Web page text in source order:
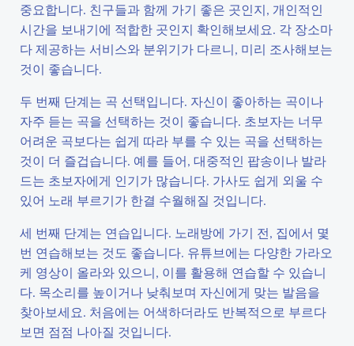
중요합니다. 친구들과 함께 가기 좋은 곳인지, 개인적인
시간을 보내기에 적합한 곳인지 확인해보세요. 각 장소마
다 제공하는 서비스와 분위기가 다르니, 미리 조사해보는
것이 좋습니다.
두 번째 단계는 곡 선택입니다. 자신이 좋아하는 곡이나
자주 듣는 곡을 선택하는 것이 좋습니다. 초보자는 너무
어려운 곡보다는 쉽게 따라 부를 수 있는 곡을 선택하는
것이 더 즐겁습니다. 예를 들어, 대중적인 팝송이나 발라
드는 초보자에게 인기가 많습니다. 가사도 쉽게 외울 수
있어 노래 부르기가 한결 수월해질 것입니다.
세 번째 단계는 연습입니다. 노래방에 가기 전, 집에서 몇
번 연습해보는 것도 좋습니다. 유튜브에는 다양한 가라오
케 영상이 올라와 있으니, 이를 활용해 연습할 수 있습니
다. 목소리를 높이거나 낮춰보며 자신에게 맞는 발음을
찾아보세요. 처음에는 어색하더라도 반복적으로 부르다
보면 점점 나아질 것입니다.